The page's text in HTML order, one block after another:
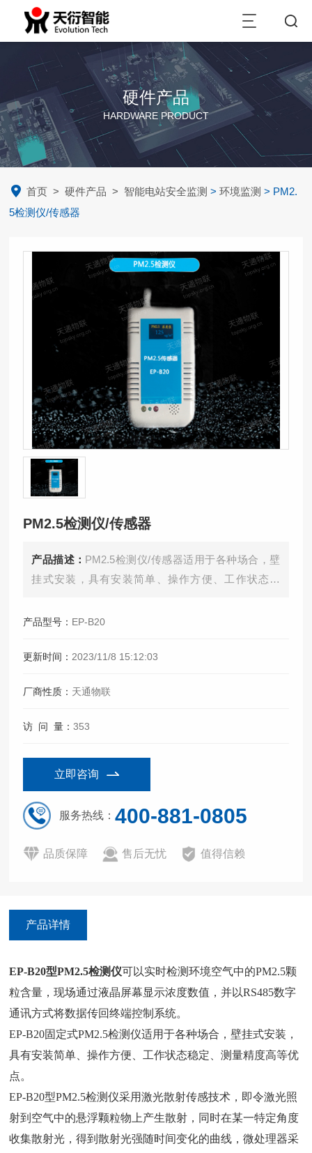
硬件产品
HARDWARE PRODUCT
首页 >硬件产品 > 智能电站安全监测 >环境监测 > PM2.
5检测仪/传感器
PM2.5检测仪/传感器
产品描述： PM2.5检测仪/传感器适用于各种场合，壁
挂式安装，具有安装简单、操作方便、工作状态稳
产品型号： EP-B20
更新时间： 2023/11/8 15:12:03
厂商性质： 天通物联
访 问 量：353
立即咨询
服务热线：400-881-0805
品质保障 售后无忧 值得信赖
产品详情
EP-B20型PM2.5检测仪可以实时检测环境空气中的PM2.5颗
粒含量，现场通过液晶屏幕显示浓度数值，并以RS485数字
通讯方式将数据传回终端控制系统。
EP-B20固定式PM2.5检测仪适用于各种场合，壁挂式安装，
具有安装简单、操作方便、工作状态稳定、测量精度高等优
点。
EP-B20型PM2.5检测仪采用激光散射传感技术，即令激光照
射到空气中的悬浮颗粒物上产生散射，同时在某一特定角度
收集散射光，得到散射光强随时间变化的曲线，微处理器采